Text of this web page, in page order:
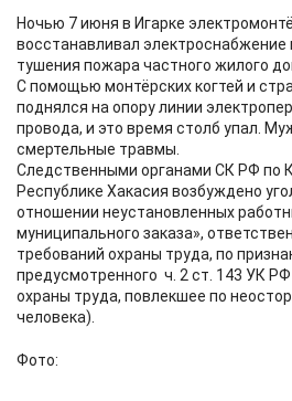
Ночью 7 июня в Игарке
восстанавливал электроснабжение
тушения пожара частного жилого
С помощью монтёрских когтей и
поднялся на опору линии
провода, и это время столб упал.
смертельные травмы.
Следственными органами СК РФ по
Республике Хакасия возбуждено
отношении неустановленных
муниципального заказа»,
требований охраны труда, по
предусмотренного ч. 2 ст. 143 УК
охраны труда, повлекшее по
человека).
Фото: